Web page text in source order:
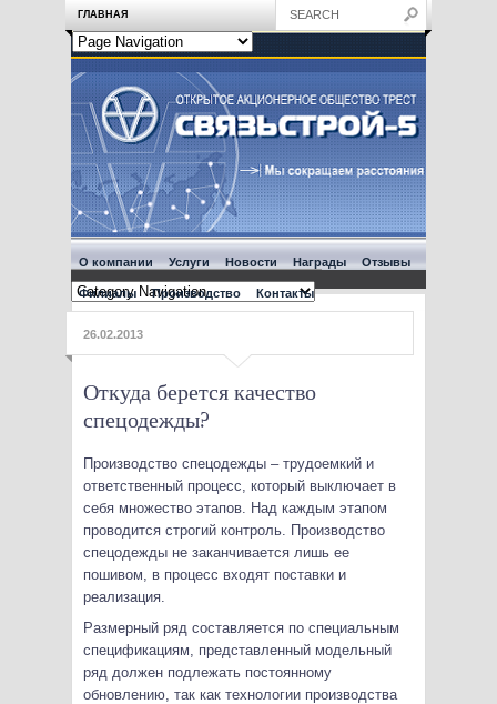
ГЛАВНАЯ
О компании Услуги Новости Награды Отзывы
Филиалы Производство Контакты
26.02.2013
Откуда берется качество
спецодежды?
Производство спецодежды – трудоемкий и
ответственный процесс, который выключает в
себя множество этапов. Над каждым этапом
проводится строгий контроль. Производство
спецодежды не заканчивается лишь ее
пошивом, в процесс входят поставки и
реализация.
Размерный ряд составляется по специальным
спецификациям, представленный модельный
ряд должен подлежать постоянному
обновлению, так как технологии производства